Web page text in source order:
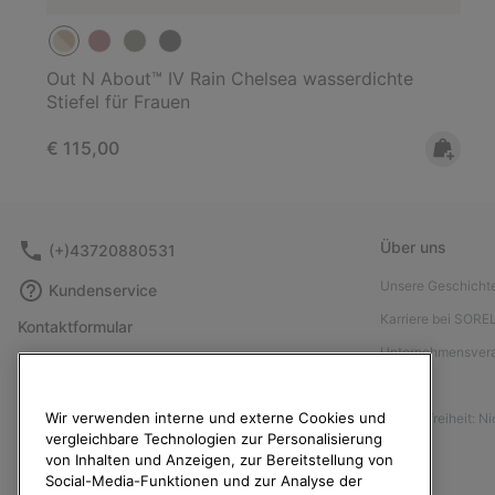
Out N About™ IV Rain Chelsea wasserdichte
Stiefel für Frauen
Regular price:
€ 115,00
(+)43720880531
Kundenservice
Kontaktformular
Größentabelle
Rücksendungen
Vom Kaufvertrag zurücktreten
Über uns
Unsere
Karriere bei
Barrierefreiheit:
Wir verwenden interne und externe Cookies und
vergleichbare Technologien zur Personalisierung
von Inhalten und Anzeigen, zur Bereitstellung von
Social-Media-Funktionen und zur Analyse der